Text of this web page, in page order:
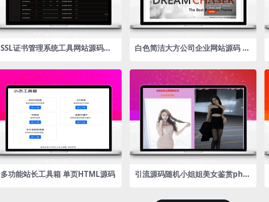
SSL证书管理系统工具网站源码，
白色简洁大方公司企业网站源码 W
多功能站长工具箱 单页HTML源码
引流源码随机小姐姐美女鉴赏php